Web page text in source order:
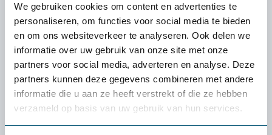
We gebruiken cookies om content en advertenties te
personaliseren, om functies voor social media te bieden
en om ons websiteverkeer te analyseren. Ook delen we
informatie over uw gebruik van onze site met onze
partners voor social media, adverteren en analyse. Deze
partners kunnen deze gegevens combineren met andere
informatie die u aan ze heeft verstrekt of die ze hebben
verzameld op basis van uw gebruik van hun services.
Specificaties
Relevante producten